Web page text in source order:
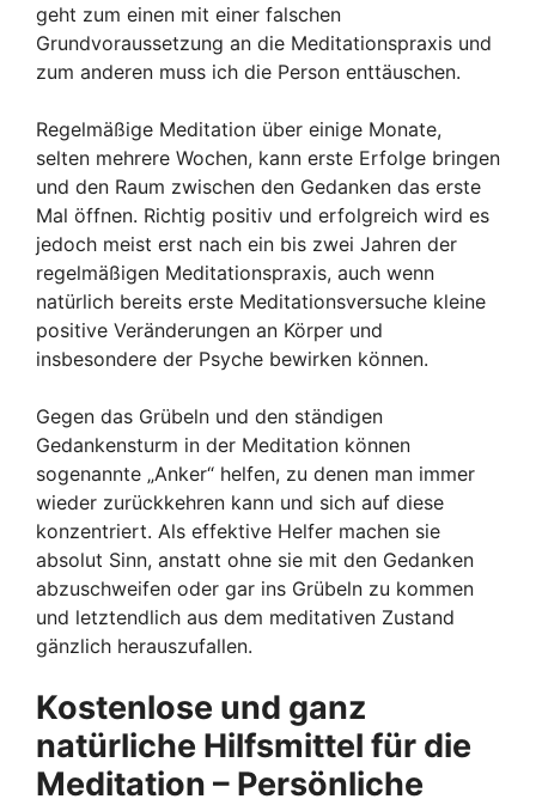
geht zum einen mit einer falschen
Grundvoraussetzung an die Meditationspraxis und
zum anderen muss ich die Person enttäuschen.
Regelmäßige Meditation über einige Monate,
selten mehrere Wochen, kann erste Erfolge bringen
und den Raum zwischen den Gedanken das erste
Mal öffnen. Richtig positiv und erfolgreich wird es
jedoch meist erst nach ein bis zwei Jahren der
regelmäßigen Meditationspraxis, auch wenn
natürlich bereits erste Meditationsversuche kleine
positive Veränderungen an Körper und
insbesondere der Psyche bewirken können.
Gegen das Grübeln und den ständigen
Gedankensturm in der Meditation können
sogenannte „Anker“ helfen, zu denen man immer
wieder zurückkehren kann und sich auf diese
konzentriert. Als effektive Helfer machen sie
absolut Sinn, anstatt ohne sie mit den Gedanken
abzuschweifen oder gar ins Grübeln zu kommen
und letztendlich aus dem meditativen Zustand
gänzlich herauszufallen.
Kostenlose und ganz
natürliche Hilfsmittel für die
Meditation – Persönliche